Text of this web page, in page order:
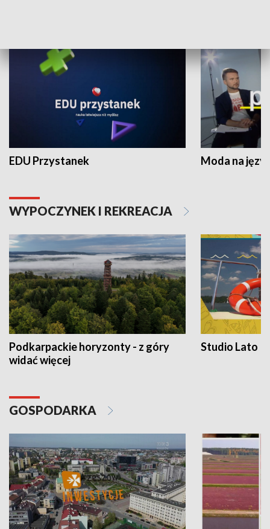
EDU Przystanek Moda na
WYPOCZYNEK I REKREACJA
Podkarpackie horyzonty - z góry
widać więcej
Studio Lato
GOSPODARKA